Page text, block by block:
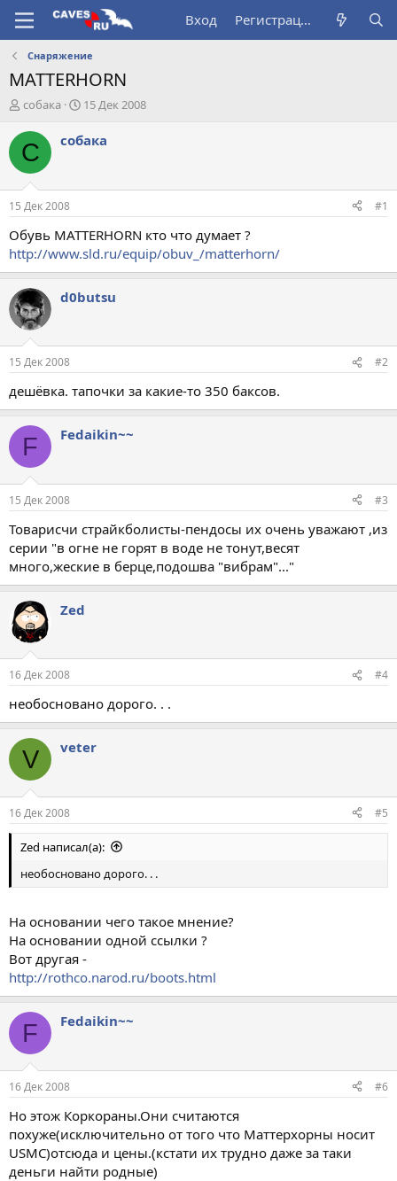
Вход Регистрация
Снаряжение
MATTERHORN
А
т
о
т
е
м
ы
собака
Д
т
а
л
15 Дек 2008
С собака
15 Дек 2008 #1
Обувь MATTERHORN кто что думает ?
http://www.sld.ru/equip/obuv_/matterhorn/
d0butsu
15 Дек 2008 #2
дешёвка. тапочки за какие-то 350 баксов.
F Fedaikin~~
15 Дек 2008 #3
Товарисчи страйкболисты-пендосы их очень уважают ,из
серии "в огне не горят в воде не тонут,весят
много,жеские в берце,подошва "вибрам"..."
Zed
16 Дек 2008 #4
необосновано дорого. . .
V veter
16 Дек 2008 #5
Zed написал(а):
необосновано дорого. . .
На основании чего такое мнение?
На основании одной ссылки ?
Вот другая -
http://rothco.narod.ru/boots.html
F Fedaikin~~
16 Дек 2008 #6
Но этож Коркораны.Они считаются
похуже(исключительно от того что Маттерхорны носит
USMC)отсюда и цены.(кстати их трудно даже за таки
деньги найти родные)